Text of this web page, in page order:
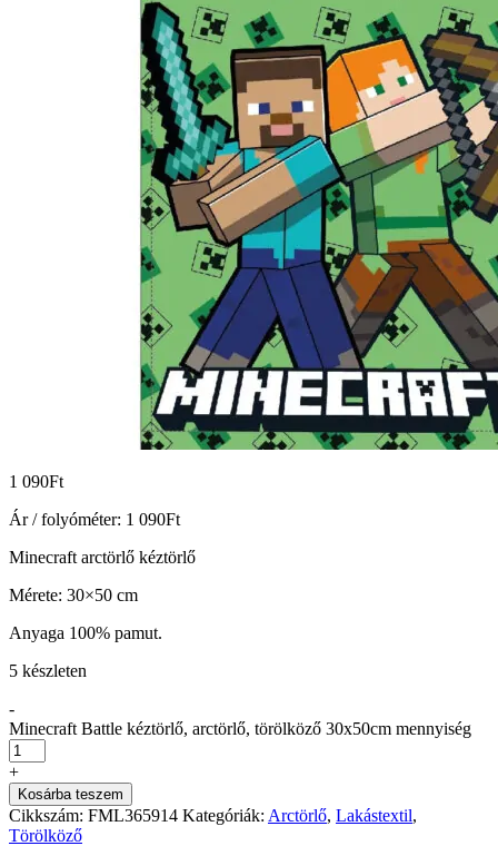
1 090Ft
Ár / folyóméter: 1 090Ft
Minecraft arctörlő kéztörlő
Mérete: 30×50 cm
Anyaga 100% pamut.
5 készleten
-
Minecraft Battle kéztörlő, arctörlő, törölköző 30x50cm mennyiség
+
Kosárba teszem
Cikkszám: FML365914 Kategóriák: Arctörlő, Lakástextil,
Törölköző